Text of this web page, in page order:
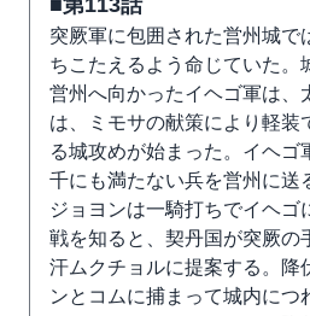
■第113話
突厥軍に包囲された営州城
ちこたえるよう命じていた
営州へ向かったイヘゴ軍は、
は、ミモサの献策により軽装
る城攻めが始まった。イヘ
千にも満たない兵を営州に送
ジョヨンは一騎打ちでイヘ
戦を知ると、契丹国が突厥の
汗ムクチョルに提案する。降
ンとコムに捕まって城内に